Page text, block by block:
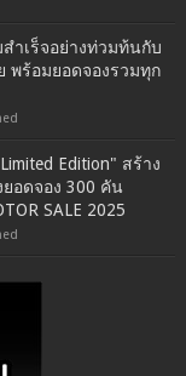
สำเร็จอย่างท่วมท้นกับ
พร้อมยอดจองรวมทุก
Edition" สร้าง
อดจอง 300 คัน
SALE 2025